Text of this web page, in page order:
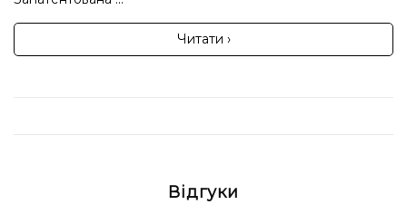
Читати ›
Відгуки